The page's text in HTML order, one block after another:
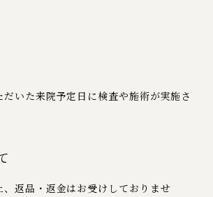
いた来院予定日に検査や施術が実施さ
、返品・返金はお受けしておりませ